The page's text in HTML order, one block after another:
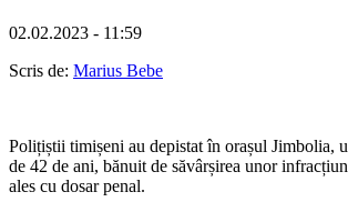
02.02.2023 - 11:59
Scris de: Marius Bebe
Polițiștii timișeni au depistat în orașul Jimbolia,
de 42 de ani, bănuit de săvârșirea unor
ales cu dosar penal.